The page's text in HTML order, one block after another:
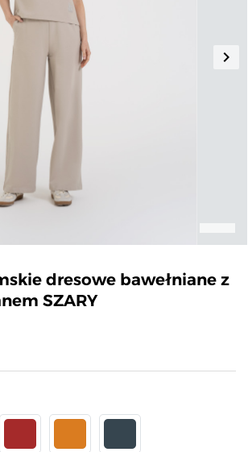
keyboard_arrow_right
dresowe bawełniane z
SZARY